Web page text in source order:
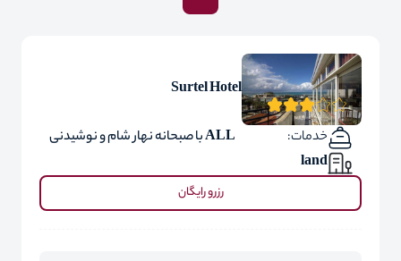
Surtel Hotel
خدمات:
ALL با صبحانه نهار شام و نوشیدنی
land
رزرو رایگان